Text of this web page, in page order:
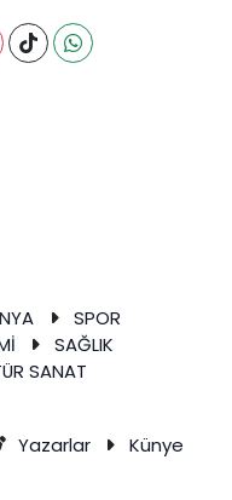
SPOR
SAĞLIK
SANAT
Yazarlar
Künye